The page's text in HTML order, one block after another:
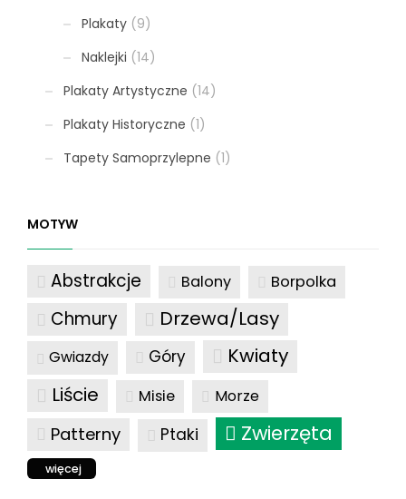
Plakaty (9)
Naklejki (14)
Plakaty Artystyczne (14)
Plakaty Historyczne (1)
Tapety Samoprzylepne (1)
MOTYW
Abstrakcje Balony Borpolka
Chmury Drzewa/Lasy
Gwiazdy Góry
Kwiaty
Liście
Misie Morze
Patterny Ptaki Zwierzęta
więcej